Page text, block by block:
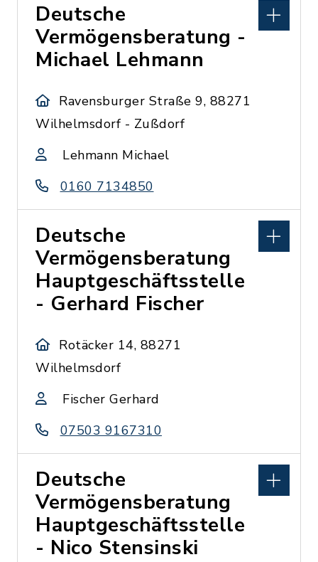
Deutsche
Vermögensberatung -
Michael Lehmann
Ravensburger Straße 9, 88271
Wilhelmsdorf - Zußdorf
Lehmann Michael
0160 7134850
Deutsche
Vermögensberatung
Hauptgeschäftsstelle
- Gerhard Fischer
Rotäcker 14, 88271
Wilhelmsdorf
Fischer Gerhard
07503 9167310
Deutsche
Vermögensberatung
Hauptgeschäftsstelle
- Nico Stensinski